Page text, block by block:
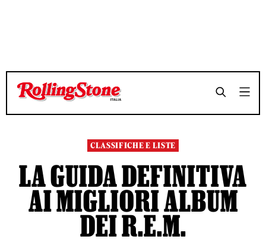
TEMPO DI LETTURA 9 MINUTI SHARE
TEMPO DI LETTURA 9 MINUTI SHARE
CLASSIFICHE E LISTE
LA GUIDA DEFINITIVA
AI MIGLIORI ALBUM
DEI R.E.M.